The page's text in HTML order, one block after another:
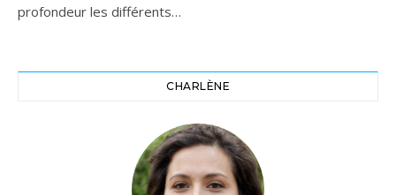
profondeur les différents…
CHARLÈNE